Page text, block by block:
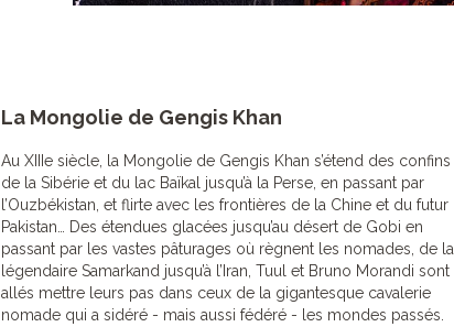
La Mongolie de Gengis Khan
Au XIIIe siècle, la Mongolie de Gengis Khan s’étend des confins
de la Sibérie et du lac Baïkal jusqu’à la Perse, en passant par
l’Ouzbékistan, et flirte avec les frontières de la Chine et du futur
Pakistan… Des étendues glacées jusqu’au désert de Gobi en
passant par les vastes pâturages où règnent les nomades, de la
légendaire Samarkand jusqu’à l’Iran, Tuul et Bruno Morandi sont
allés mettre leurs pas dans ceux de la gigantesque cavalerie
nomade qui a sidéré - mais aussi fédéré - les mondes passés.